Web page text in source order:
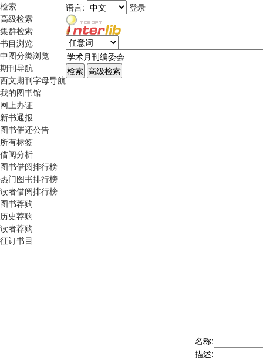
检索
高级检索
集群检索
书目浏览
中图分类浏览
期刊导航
西文期刊字母导航
我的图书馆
网上办证
新书通报
图书催还公告
所有标签
借阅分析
图书借阅排行榜
热门图书排行榜
读者借阅排行榜
图书荐购
历史荐购
读者荐购
征订书目
语言: 登录
名称:
描述: